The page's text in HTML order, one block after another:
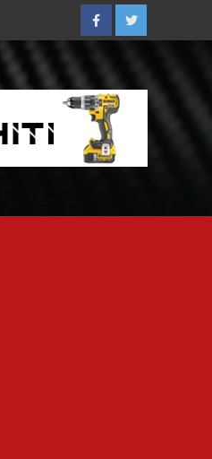
FacebookTwitter